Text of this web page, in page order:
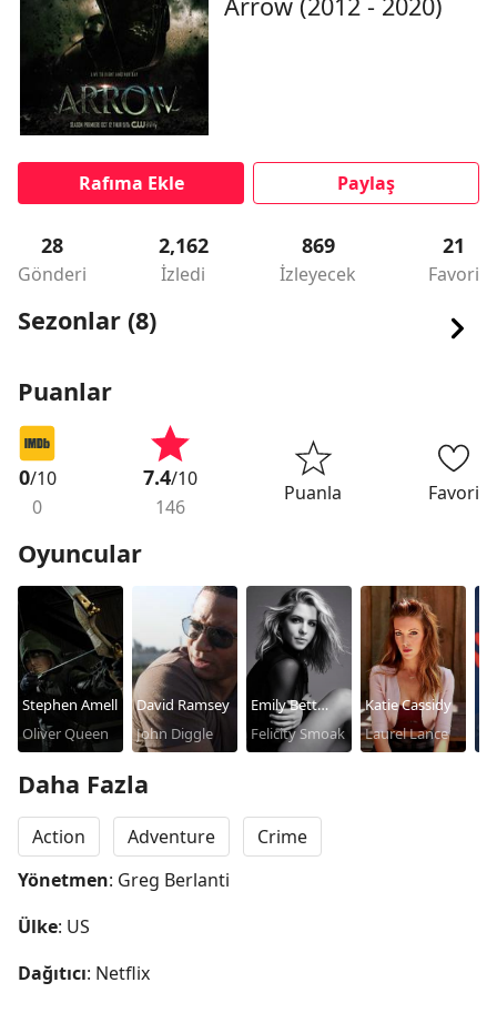
Rafıma Ekle Paylaş
28
Gönderi
2,162
İzledi
869
İzleyecek
21
Favori
Sezonlar (8)
Puanlar
0/10
0
7.4/10
146
Puanla Favori
Oyuncular
Stephen Amell
Oliver Queen
David Ramsey
John Diggle
Emily Bett
Rickards
Felicity Smoak
Katie Cassidy
Laurel Lance
Daha Fazla
Action Adventure
Crime
Yönetmen: Greg Berlanti
Ülke: US
Dağıtıcı: Netflix